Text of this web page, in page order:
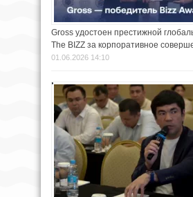
Gross удостоен престижной
The BIZZ за корпоративное
01.06.2026 14:10